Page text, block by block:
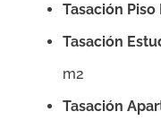
Tasación
Tasación
m2
Tasación